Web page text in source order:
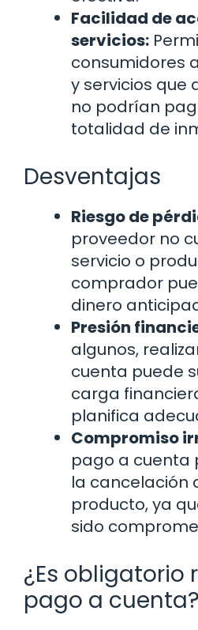
Facilidad de
servicios:
consumidores
y servicios que
no podrían
totalidad de
Desventajas
Riesgo de
proveedor no
servicio o
comprador
dinero
Presión
algunos,
cuenta puede
carga
planifica
Compromiso
pago a cuenta
la cancelación
producto, ya
sido
¿Es obligatorio
pago a cuenta?